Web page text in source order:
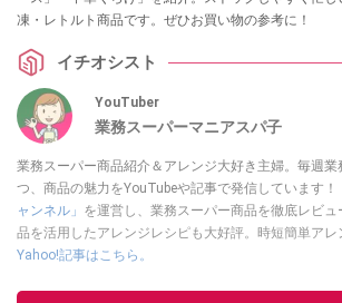
凍・レトルト商品です。ぜひお買い物の参考に！
イチオシスト
YouTuber
業務スーパーマニアスパ子
業務スーパー商品紹介＆アレンジ大好き主婦。毎週業
つ、商品の魅力をYouTubeや記事で発信しています！
ャンネル」 を運営し、業務スーパー商品を徹底レビ
品を活用したアレンジレシピも大好評。時短簡単アレ
Yahoo!記事はこちら。
このイチオシス